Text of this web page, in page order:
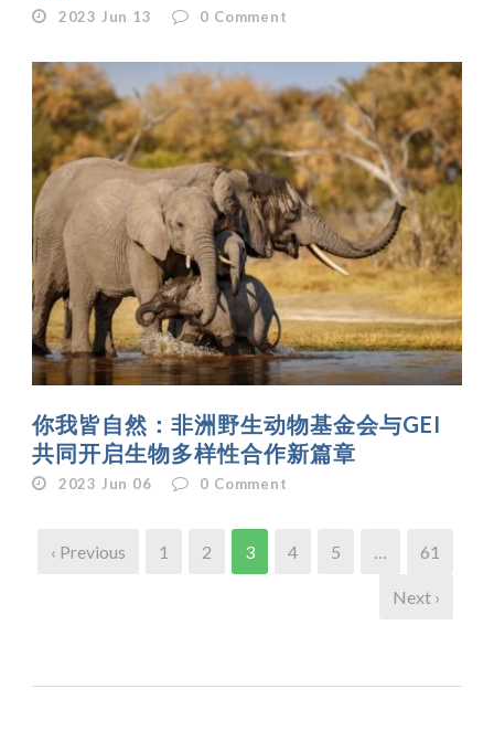
2023 Jun 13 0 Comment
你我皆自然：非洲野生动物基金会与GEI
共同开启生物多样性合作新篇章
2023 Jun 06 0 Comment
‹ Previous 1 2 3 4 5 61
Next ›